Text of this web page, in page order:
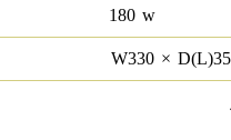
180 w
W330 × D(L)